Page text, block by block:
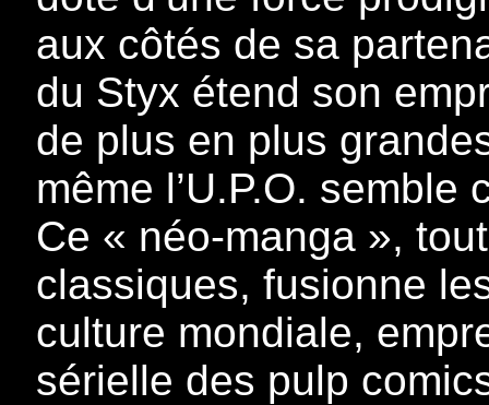
aux côtés de sa
du Styx étend son
de plus en plus
même l’U.P.O.
Ce « néo-manga »,
classiques, fusionne
culture mondiale,
sérielle des pulp